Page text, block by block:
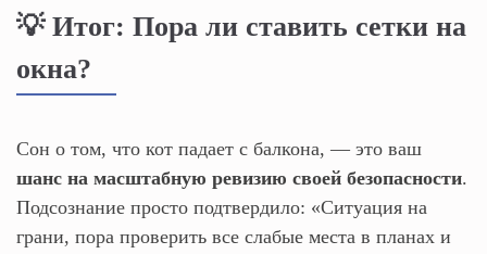
💡 Итог: Пора ли ставить сетки на
окна?
Сон о том, что кот падает с балкона, — это ваш
шанс на масштабную ревизию своей безопасности.
Подсознание просто подтвердило: «Ситуация на
грани, пора проверить все слабые места в планах и